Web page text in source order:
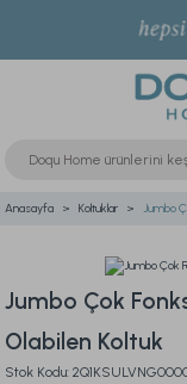
Anasayfa Koltuklar Jumbo
Jumbo Çok
Olabilen Koltuk
Stok Kodu: